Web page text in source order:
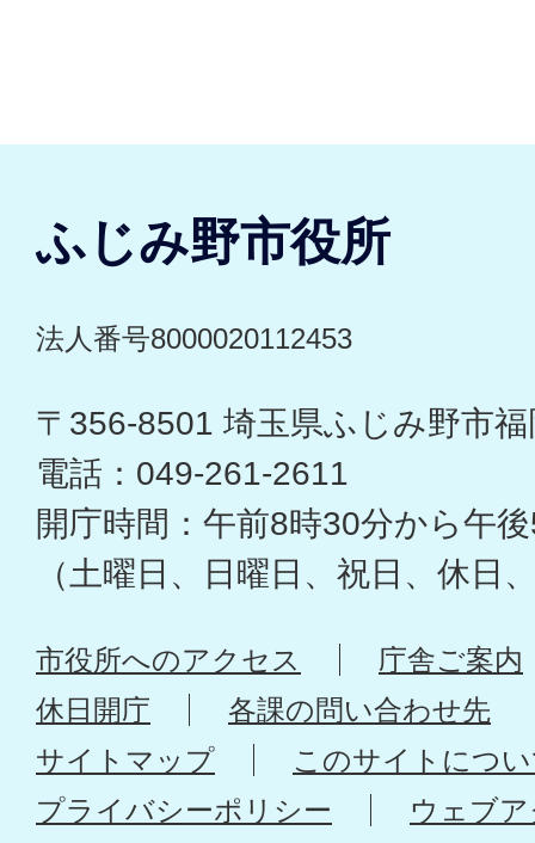
ふじみ野市役所
法人番号8000020112453
〒356-8501 埼玉県ふじみ野市
電話：049-261-2611
開庁時間：午前8時30分から午
（土曜日、日曜日、祝日、休日
市役所へのアクセス
庁舎ご案内
休日開庁
各課の問い合わせ先
サイトマップ
このサイトにつ
プライバシーポリシー
ウェブ